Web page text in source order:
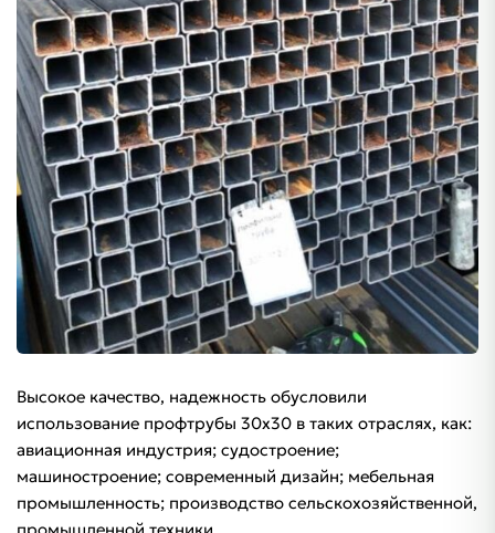
Высокое качество, надежность обусловили
использование профтрубы 30х30 в таких отраслях, как:
авиационная индустрия; судостроение;
машиностроение; современный дизайн; мебельная
промышленность; производство сельскохозяйственной,